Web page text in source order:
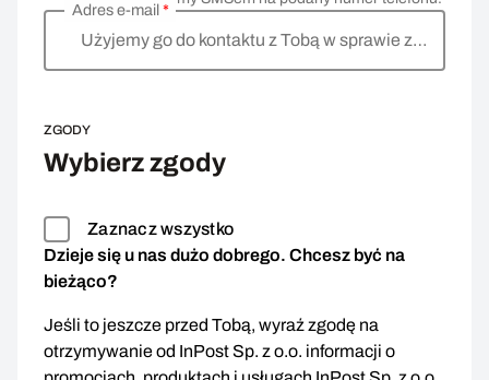
Użyjemy go do kontaktu z Tobą w sprawie zwrotu
Adres e-mail *
ZGODY
Wybierz zgody
Zaznacz wszystko
Dzieje się u nas dużo dobrego. Chcesz być na
bieżąco?
Jeśli to jeszcze przed Tobą, wyraź zgodę na
otrzymywanie od InPost Sp. z o.o. informacji o